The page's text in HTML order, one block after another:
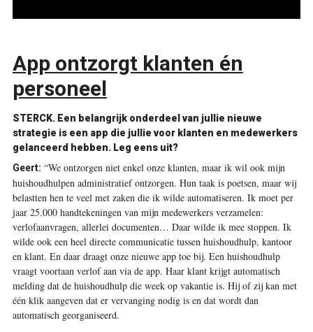
App ontzorgt klanten én
personeel
STERCK. Een belangrijk onderdeel van jullie nieuwe
strategie is een app die jullie voor klanten en medewerkers
gelanceerd hebben. Leg eens uit?
Geert: “We ontzorgen niet enkel onze klanten, maar ik wil ook mijn
huishoudhulpen administratief ontzorgen. Hun taak is poetsen, maar wij
belastten hen te veel met zaken die ik wilde automatiseren. Ik moet per
jaar 25.000 handtekeningen van mijn medewerkers verzamelen:
verlofaanvragen, allerlei documenten… Daar wilde ik mee stoppen. Ik
wilde ook een heel directe communicatie tussen huishoudhulp, kantoor
en klant. En daar draagt onze nieuwe app toe bij. Een huishoudhulp
vraagt voortaan verlof aan via de app. Haar klant krijgt automatisch
melding dat de huishoudhulp die week op vakantie is. Hij of zij kan met
één klik aangeven dat er vervanging nodig is en dat wordt dan
automatisch georganiseerd.